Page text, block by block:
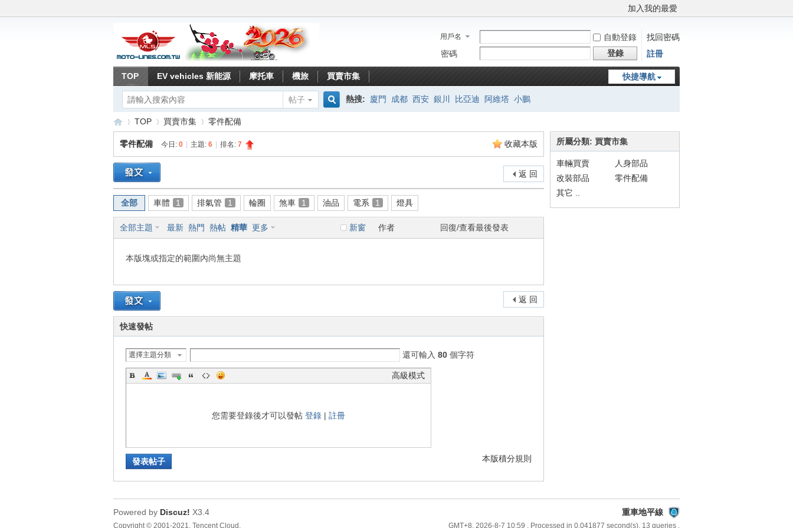
加入我的最愛
用戶名 自動登錄
找回密碼
密碼
登錄 註冊
快捷導航
TOP EV vehicles 新能源 摩托車 機旅 買賣市集
帖子
熱搜: 廈門 成都 西安 銀川 比亞迪 阿維塔 小鵬
車
平
»
TOP 買賣市集 零件配備
收藏本版
零件配備 今日: 0 主題: 6 排名: 7
返 回
全部 車體 1 排氣管 1 輪圈 煞車 1 油品 電系 1 燈具
新窗
全部主題 最新 熱門 熱帖 精華 更多 作者 回復/查看最後發表
本版塊或指定的範圍內尚無主題
返 回
快速發帖
選擇主題分類 還可輸入 80 個字符
高級模式
您需要登錄後才可以發帖 登錄 | 註冊
本版積分規則
發表帖子
所屬分類: 買賣市集
車輛買賣
人身部品
改裝部品
零件配備
其它 ..
重車地平線
GMT+8, 2026-8-7 10:59 , Processed in 0.041877 second(s), 13 queries .
Powered by Discuz! X3.4
Copyright © 2001-2021, Tencent Cloud.